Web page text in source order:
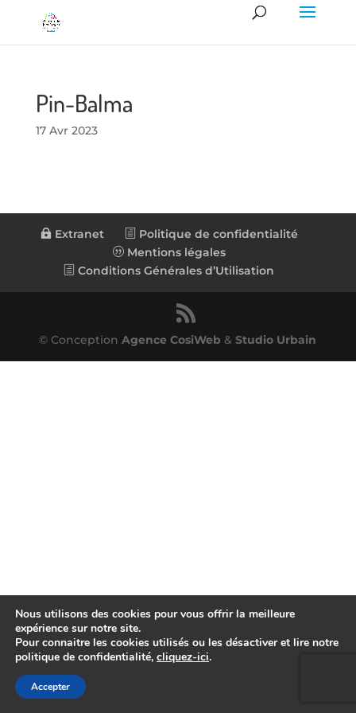
Pin-Balma
17 Avr 2023
Extranet
Politique de confidentialité
Mentions légales
Conditions Générales d’Utilisation
© ConceptionAgence CosiWeb &Studio Urbain
Nous utilisons des cookies pour vous offrir la meilleure
expérience sur notre site.
Pour connaitre les cookies utilisés ou les désactiver et lire notre
politique de confidentialité, cliquez-ici.
Accepter